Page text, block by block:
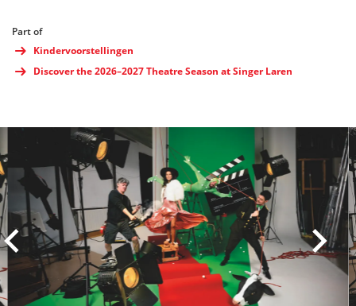
Part of
Kindervoorstellingen
Discover the 2026–2027 Theatre Season at Singer Laren